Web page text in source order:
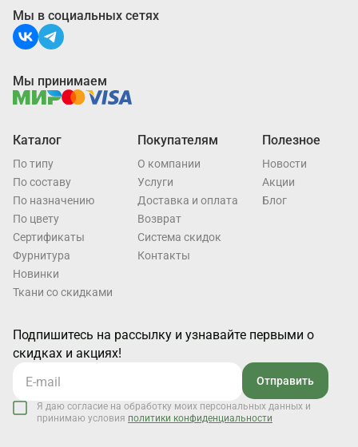
Каталог
По типу
По составу
По назначению
По цвету
Cертификаты
Фурнитура
Новинки
Ткани со скидками
Покупателям
О компании
Услуги
Доставка и оплата
Возврат
Система скидок
Контакты
Полезное
Новости
Акции
Блог
Подпишитесь на рассылку и узнавайте первыми о
скидках и акциях!
Отправить
Я даю согласие на обработку моих персональных данных и
принимаю условия политики конфиденциальности
Мы в социальных сетях
Мы принимаем